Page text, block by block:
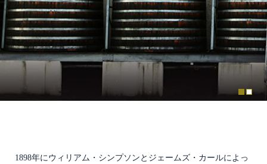
1898年にウィリアム・シンプソンとジェームズ・カールによっ